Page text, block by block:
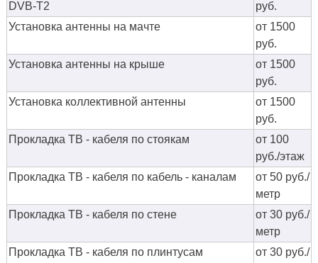
DVB-T2
руб.
Установка антенны на мачте
от 1500
руб.
Установка антенны на крыше
от 1500
руб.
Установка коллективной антенны
от 1500
руб.
Прокладка ТВ - кабеля по стоякам
от 100
руб./этаж
Прокладка ТВ - кабеля по кабель - каналам
от 50 руб./
метр
Прокладка ТВ - кабеля по стене
от 30 руб./
метр
Прокладка ТВ - кабеля по плинтусам
от 30 руб./